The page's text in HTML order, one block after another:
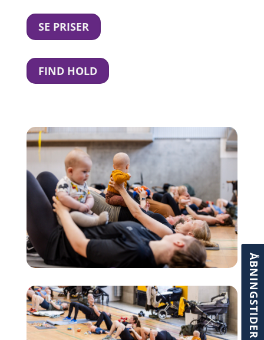
ÅBNINGSTIDER
SE PRISER
FIND HOLD